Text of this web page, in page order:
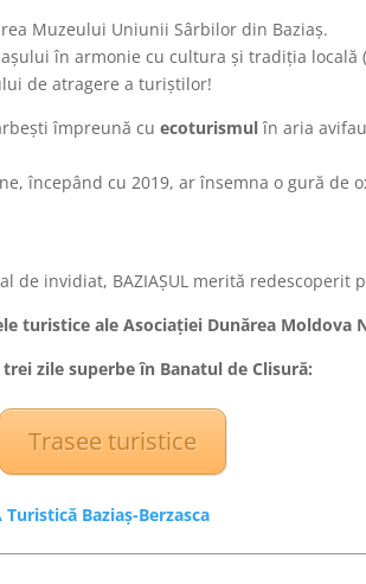
Muzeului Uniunii Sârbilor din Baziaș.
în armonie cu cultura și tradiția locală
de atragere a turiștilor!
împreună cuecoturismulîn aria
începând cu 2019, ar însemna o gură de
invidiat, BAZIAȘUL merită redescoperit
turistice ale Asociației Dunărea Moldova
zile superbe în Banatul de Clisură:
Trasee turistice
Turistică Baziaș-Berzasca